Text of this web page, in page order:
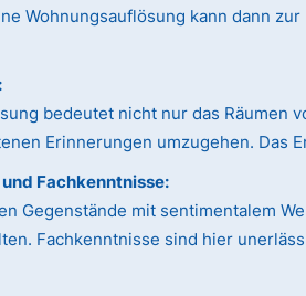
Wohnungsauflösung kann dann
bedeutet nicht nur das Räumen
Erinnerungen umzugehen. Das
Fachkenntnisse:
Gegenstände mit sentimentalem
Fachkenntnisse sind hier